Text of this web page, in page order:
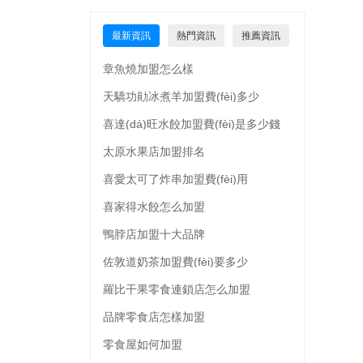
最新資訊 熱門資訊 推薦資訊
章魚燒加盟怎么樣
天驕功勛冰煮羊加盟費(fèi)多少
喜達(dá)旺水餃加盟費(fèi)是多少錢
太原水果店加盟排名
喜愛太可了炸串加盟費(fèi)用
喜家得水餃怎么加盟
鴨脖店加盟十大品牌
佐敦道奶茶加盟費(fèi)要多少
羅比干果零食連鎖店怎么加盟
品牌零食店怎樣加盟
零食屋如何加盟